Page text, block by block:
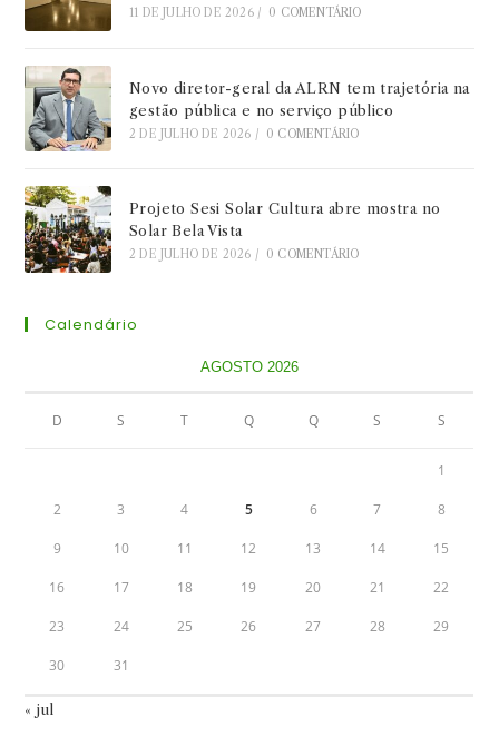
11 DE JULHO DE 2026 / 0 COMENTÁRIO
Novo diretor-geral da ALRN tem trajetória na
gestão pública e no serviço público
2 DE JULHO DE 2026 / 0 COMENTÁRIO
Projeto Sesi Solar Cultura abre mostra no
Solar Bela Vista
2 DE JULHO DE 2026 / 0 COMENTÁRIO
Calendário
AGOSTO 2026
D S T Q Q S S
1
2 3 4 5 6 7 8
9 10 11 12 13 14 15
16 17 18 19 20 21 22
23 24 25 26 27 28 29
30 31
« jul